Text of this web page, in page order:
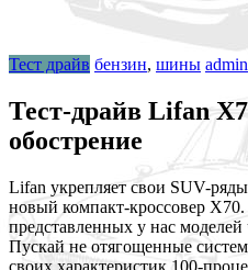
Тест драйв бензин, шины admin
Тест-драйв Lifan
обострение
Lifan укрепляет свои SUV-
новый компакт-кроссовер
представленных у нас
Пускай не отягощенные
своих характеристик 100-